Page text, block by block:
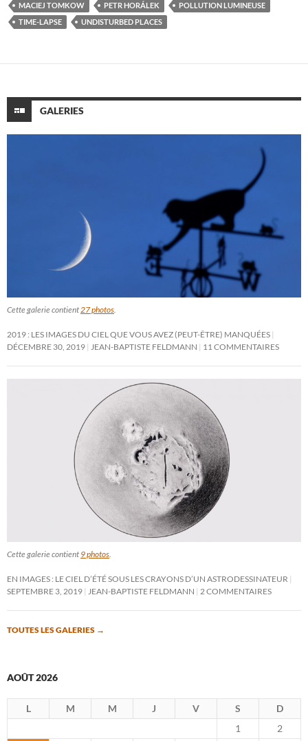
MACIEJ TOMKOW
PETR HORÁLEK
POLLUTION LUMINEUSE
TIME-LAPSE
UNDISTURBED PLACES
GALERIES
Cette galerie contient 27 photos
2019 : LES IMAGES DU CIEL QUE VOUS AVEZ (PEUT-ÊTRE) MANQUÉES
DÉCEMBRE 30, 2019
JEAN-BAPTISTE FELDMANN 11 COMMENTAIRES
Cette galerie contient 9 photos
EN IMAGES : LE CIEL D’ÉTÉ SOUS LES CRAYONS D’UN ASTRODESSINATEUR
SEPTEMBRE 3, 2019
JEAN-BAPTISTE FELDMANN 2 COMMENTAIRES
TOUTES LES GALERIES →
AOÛT 2026
L M M J V S
D
1
2